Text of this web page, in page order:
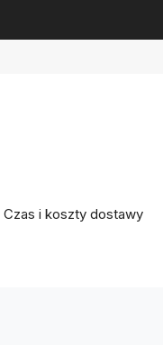
Czas i koszty dostawy